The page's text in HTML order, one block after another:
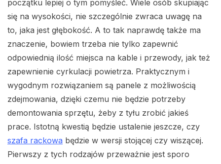
początku lepiej o tym pomyśleć. Wiele osób skupiając
się na wysokości, nie szczególnie zwraca uwagę na
to, jaka jest głębokość. A to tak naprawdę także ma
znaczenie, bowiem trzeba nie tylko zapewnić
odpowiednią ilość miejsca na kable i przewody, jak też
zapewnienie cyrkulacji powietrza. Praktycznym i
wygodnym rozwiązaniem są panele z możliwością
zdejmowania, dzięki czemu nie będzie potrzeby
demontowania sprzętu, żeby z tyłu zrobić jakieś
prace. Istotną kwestią będzie ustalenie jeszcze, czy
szafa rackowa będzie w wersji stojącej czy wiszącej.
Pierwszy z tych rodzajów przeważnie jest sporo